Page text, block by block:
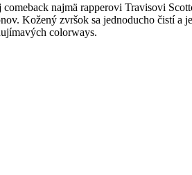
najmä rapperovi Travisovi
Kožený zvršok sa jednoducho čistí a
colorways.